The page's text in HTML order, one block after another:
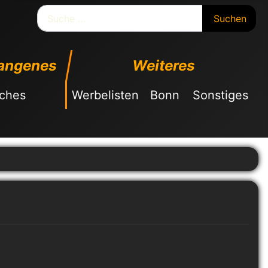
Suchen
Weiteres
Werbelisten Bonn Sonstiges